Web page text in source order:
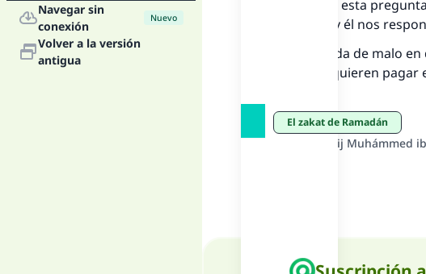
Navegar sin
conexión
Nuevo
Volver a la versión
antigua
Le hicimos esta
preserve, y él nos
No hay nada de malo
a los que quieren
El zakat de Ramadán
Shéij Muhámmed
"Una